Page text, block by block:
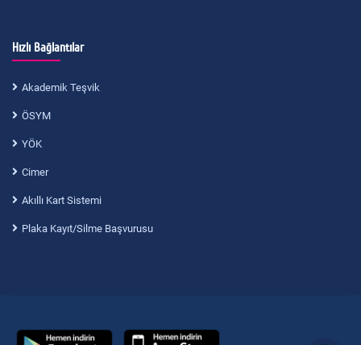
Hızlı Bağlantılar
Akademik Teşvik
ÖSYM
YÖK
Cimer
Akıllı Kart Sistemi
Plaka Kayıt/Silme Başvurusu